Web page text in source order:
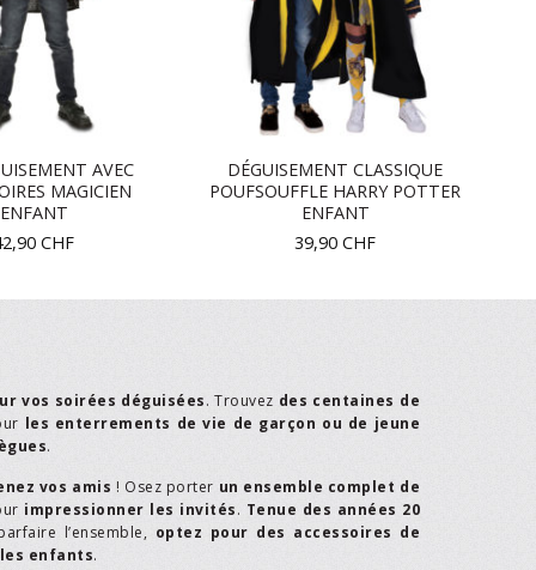
AVEC
MAGICIEN
ENFANT
CHF
DÉGUISEMENT CLASSIQUE
POUFSOUFFLE HARRY POTTER
ENFANT
39,90 CHF
vos soirées déguisées. Trouvez des centaines de
les enterrements de vie de garçon ou de jeune
.
vos amis ! Osez porter un ensemble complet de
impressionner les invités. Tenue des années 20
l’ensemble, optez pour des accessoires de
les enfants.